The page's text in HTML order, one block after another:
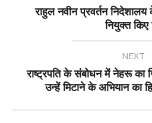
राहुल नवीन प्रवर्तन
नियुक्त किए
NEXT
राष्ट्रपति के संबोधन में नेहरू का
उन्हें मिटाने के अभियान का